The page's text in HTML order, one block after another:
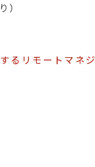
るリモートマネジ